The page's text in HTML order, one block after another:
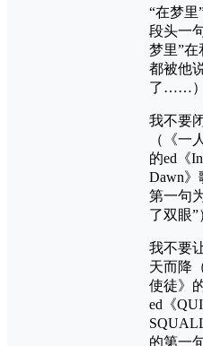
“在梦里
段头一
梦里”在
都被他
了……）
我不要
（《一
的ed《
Dawn》
第一句
了双眼”
我不要
天而降
使徒》
ed《
的第一